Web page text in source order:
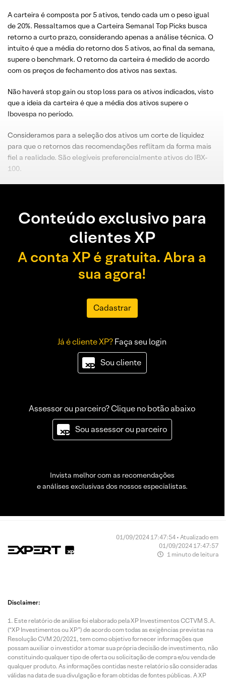
A carteira é composta por 5 ativos, tendo cada um o peso igual
de 20%. Ressaltamos que a Carteira Semanal Top Picks busca
retorno a curto prazo, considerando apenas a análise técnica. O
intuito é que a média do retorno dos 5 ativos, ao final da semana,
supere o benchmark. O retorno da carteira é medido de acordo
com os preços de fechamento dos ativos nas sextas.
Não haverá stop gain ou stop loss para os ativos indicados, visto
que a ideia da carteira é que a média dos ativos supere o
Ibovespa no período.
Consideramos para a seleção dos ativos um corte de liquidez
para que o retornos das recomendações reflitam da forma mais
fiel a realidade. São elegíveis preferencialmente ativos do IBX-
100.
Conteúdo exclusivo para
clientes XP
A conta XP é gratuita. Abra a
sua agora!
Cadastrar
Já é cliente XP?Faça seu login
Sou cliente
Assessor ou parceiro? Clique no botão abaixo
Sou assessor ou parceiro
Invista melhor com as recomendações
e análises exclusivas dos nossos especialistas.
01/09/2024 17:47:54 • Atualizado em
01/09/2024 17:47:57
1 minuto de leitura
Disclaimer:
Este relatório de análise foi elaborado pela XP Investimentos CCTVM S.A.
(“XP Investimentos ou XP”) de acordo com todas as exigências previstas na
Resolução CVM 20/2021, tem como objetivo fornecer informações que
possam auxiliar o investidor a tomar sua própria decisão de investimento, não
constituindo qualquer tipo de oferta ou solicitação de compra e/ou venda de
qualquer produto. As informações contidas neste relatório são consideradas
válidas na data de sua divulgação e foram obtidas de fontes públicas. A XP